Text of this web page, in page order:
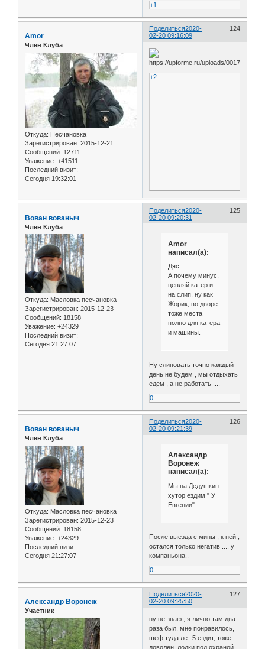
+1
Поделиться 124
2020-
02-20 09:16:09
Amor
Член Клуба
Откуда: Песчановка
Зарегистрирован: 2015-12-21
Сообщений: 12711
Уважение: +41511
Последний визит:
Сегодня 19:32:01
+2
Поделиться 125
2020-
02-20 09:20:31
Вован вованыч
Член Клуба
Откуда: Масловка песчановка
Зарегистрирован: 2015-12-23
Сообщений: 18158
Уважение: +24329
Последний визит:
Сегодня 21:27:07
Amor
написал(а):
Дяс
А почему минус,
цепляй катер и
на слип, ну как
Жорик, во дворе
тоже места
полно для катера
и машины.
Ну слиповать точно каждый
день не будем , мы отдыхать
едем , а не работать ....
0
Поделиться 126
2020-
02-20 09:21:39
Вован вованыч
Член Клуба
Откуда: Масловка песчановка
Зарегистрирован: 2015-12-23
Сообщений: 18158
Уважение: +24329
Последний визит:
Сегодня 21:27:07
Александр
Воронеж
написал(а):
Мы на Дедушкин
хутор ездим " У
Евгении"
После выезда с мины , к ней ,
остался только негатив .....у
компаньона..
0
Поделиться 127
2020-
02-20 09:25:50
Александр Воронеж
Участник
ну не знаю , я лично там два
раза был, мне понравилось,
шеф туда лет 5 ездит, тоже
доволен, лодки под охраной,